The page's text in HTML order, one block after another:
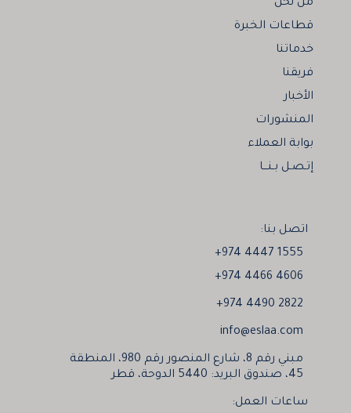
من نحن
قطاعات الخبرة
خدماتنا
فريقنا
الأخبار
المنشورات
بوابة العملاء
إتـصـل بـنـــا
اتصل بنا:
+974 4447 1555
+974 4466 4606
+974 4490 2822
info@eslaa.com
مبني رقم 8، شارع المنصور رقم 980، المنطقة
45، صندوق البريد: 5440 الدوحة، قطر
ساعات العمل: